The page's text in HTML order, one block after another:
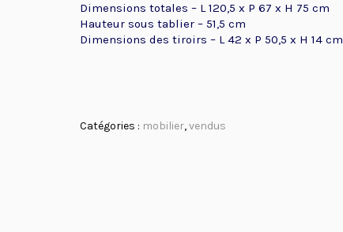
Dimensions totales – L 120,5 x P 67 x H 75 cm
Hauteur sous tablier – 51,5 cm
Dimensions des tiroirs – L 42 x P 50,5 x H 14 cm
Catégories : mobilier,vendus